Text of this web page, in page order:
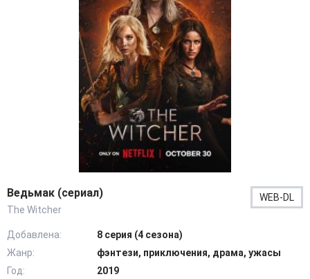
Ведьмак (сериал)
The Witcher
WEB-DL
Добавлена:
8 серия (4 сезона)
Жанр:
фэнтези, приключения, драма, ужасы
Год:
2019